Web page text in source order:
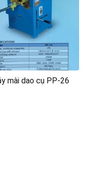
mài dao cụ PP-26